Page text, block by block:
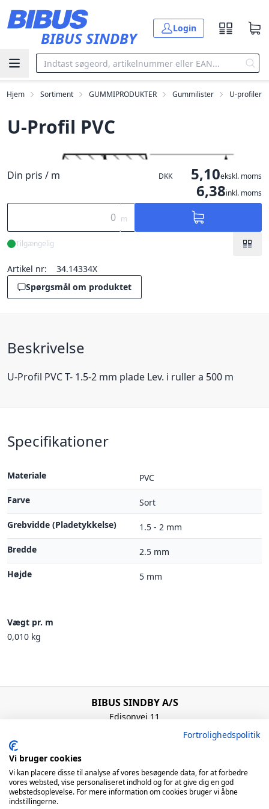
BIBUS SINDBY
Login
Hjem Sortiment GUMMIPRODUKTER Gummilister U-profiler
U-Profil PVC
Din pris / m DKK 5,10ekskl. moms
6,38inkl. moms
m
Tilgængelig
Artikel nr:
34.14334X
Spørgsmål om produktet
Beskrivelse
U-Profil PVC T- 1.5-2 mm plade Lev. i ruller a 500 m
Specifikationer
Materiale
PVC
Farve
Sort
Grebvidde (Pladetykkelse)
1.5 - 2 mm
Bredde
2.5 mm
Højde
5 mm
Vægt pr. m
0,010 kg
BIBUS SINDBY A/S
Edisonvej 11
Åbningstider
Fortrolighedspolitik
Vi bruger cookies
Vi kan placere disse til analyse af vores besøgende data, for at forbedre
vores websted, vise personaliseret indhold og for at give dig en god
webstedsoplevelse. For mere information om cookies bruger vi åbne
indstillingerne.